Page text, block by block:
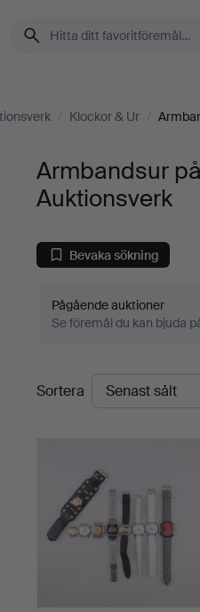
/ Klockor & Ur /
Armbandsur
Auktionsverk
Bevaka sökning
Pågående auktioner
Se föremål du kan bjuda
Slutpriser
Sortera